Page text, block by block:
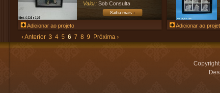
Valor: Sob Consulta
Adicionar ao projeto Adicionar ao
‹ Anterior 3 4 5 6 7 8 9 Próxima ›